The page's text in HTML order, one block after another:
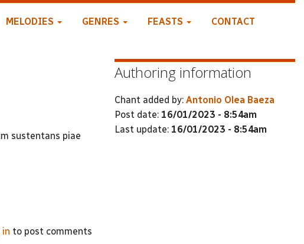
MELODIES GENRES FEASTS CONTACT
sustentans piae
in to post comments
Authoring information
Chant added by: Antonio Olea Baeza
Post date: 16/01/2023 - 8:54am
Last update: 16/01/2023 - 8:54am